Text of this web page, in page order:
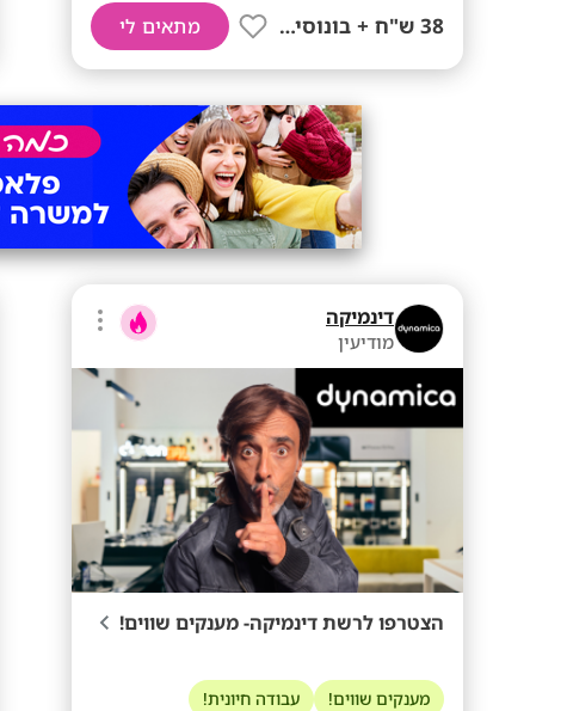
38 ש"ח + בונוסים!! מתאים לי
דינמיקה
מודיעין
הצטרפו לרשת דינמיקה- מענקים שווים!
מענקים שווים! עבודה חיונית!